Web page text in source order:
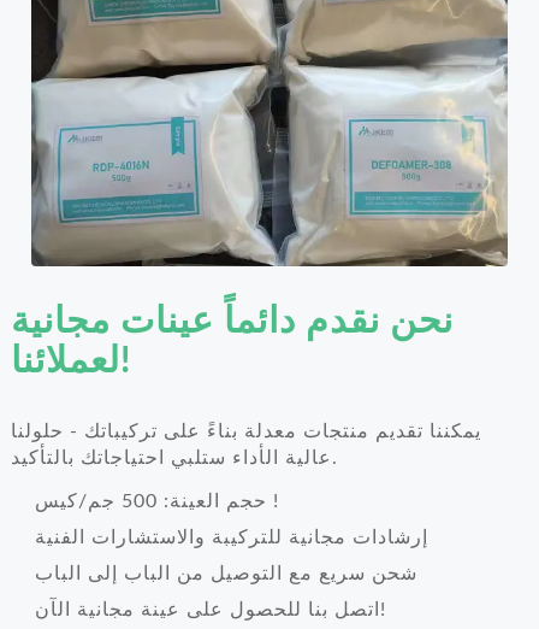
نحن نقدم دائماً عينات مجانية
لعملائنا!
يمكننا تقديم منتجات معدلة بناءً على تركيباتك - حلولنا
عالية الأداء ستلبي احتياجاتك بالتأكيد.
حجم العينة: 500 جم/كيس !
إرشادات مجانية للتركيبة والاستشارات الفنية
شحن سريع مع التوصيل من الباب إلى الباب
اتصل بنا للحصول على عينة مجانية الآن!